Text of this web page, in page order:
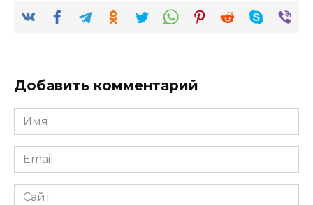
Добавить комментарий
Имя
*
Email
*
Сайт